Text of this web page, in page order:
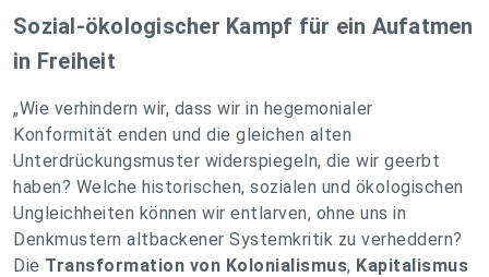
Sozial-ökologischer Kampf für ein Aufatmen
in Freiheit
„Wie verhindern wir, dass wir in hegemonialer
Konformität enden und die gleichen alten
Unterdrückungsmuster widerspiegeln, die wir geerbt
haben? Welche historischen, sozialen und ökologischen
Ungleichheiten können wir entlarven, ohne uns in
Denkmustern altbackener Systemkritik zu verheddern?
Die Transformation von Kolonialismus, Kapitalismus